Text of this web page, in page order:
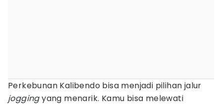
Perkebunan Kalibendo bisa menjadi pilihan jalur
joggingyang menarik. Kamu bisa melewati